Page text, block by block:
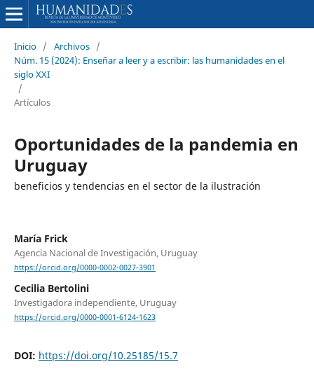
Inicio / Archivos /
Núm. 15 (2024): Enseñar a leer y a escribir: las humanidades en el
siglo XXI
/
Artículos
Oportunidades de la pandemia en
Uruguay
beneficios y tendencias en el sector de la ilustración
María Frick
Agencia Nacional de Investigación, Uruguay
https://orcid.org/0000-0002-0027-3901
Cecilia Bertolini
Investigadora independiente, Uruguay
https://orcid.org/0000-0001-6124-1623
DOI: https://doi.org/10.25185/15.7